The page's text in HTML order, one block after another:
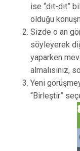
ise “dıt-dıt”
olduğu
Sizde o an
söyleyerek
yaparken
almalısınız,
Yeni
“Birleştir”